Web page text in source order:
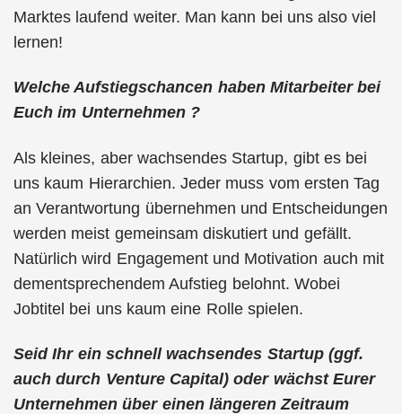
Marktes laufend weiter. Man kann bei uns also viel
lernen!
Welche Aufstiegschancen haben Mitarbeiter bei
Euch im Unternehmen ?
Als kleines, aber wachsendes Startup, gibt es bei
uns kaum Hierarchien. Jeder muss vom ersten Tag
an Verantwortung übernehmen und Entscheidungen
werden meist gemeinsam diskutiert und gefällt.
Natürlich wird Engagement und Motivation auch mit
dementsprechendem Aufstieg belohnt. Wobei
Jobtitel bei uns kaum eine Rolle spielen.
Seid Ihr ein schnell wachsendes Startup (ggf.
auch durch Venture Capital) oder wächst Eurer
Unternehmen über einen längeren Zeitraum